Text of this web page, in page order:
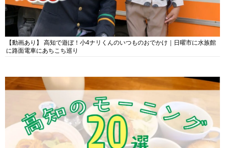
【動画あり】 高知で遊ぼ！小4ナリくんのいつものおでかけ｜日曜市に水族館
に路面電車にあちこち巡り